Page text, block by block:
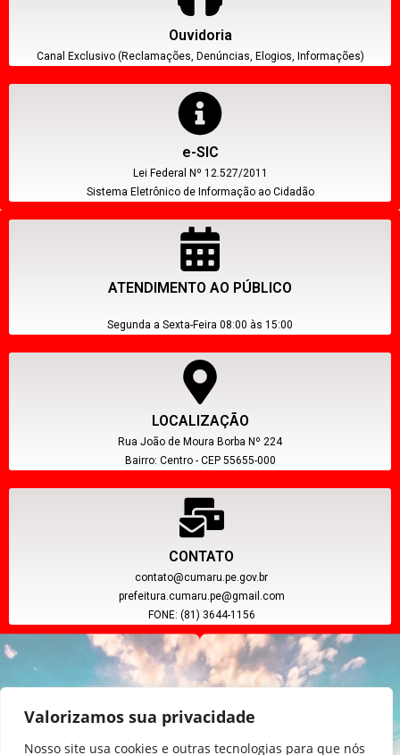
Valorizamos sua privacidade
Nosso site usa cookies e outras tecnologias para que nós
Ouvidoria
Canal Exclusivo (Reclamações, Denúncias, Elogios, Informações)
e-SIC
Lei Federal Nº 12.527/2011
Sistema Eletrônico de Informação ao Cidadão
ATENDIMENTO AO PÚBLICO
Segunda a Sexta-Feira 08:00 às 15:00
LOCALIZAÇÃO
Rua João de Moura Borba Nº 224
Bairro: Centro - CEP 55655-000
CONTATO
contato@cumaru.pe.gov.br
prefeitura.cumaru.pe@gmail.com
FONE: (81) 3644-1156